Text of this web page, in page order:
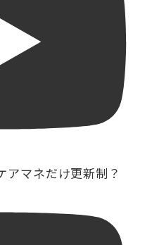
アマネだけ更新制？